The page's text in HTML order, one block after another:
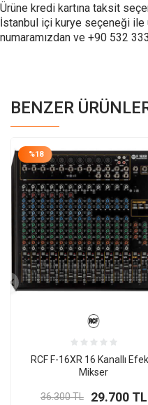
Ürüne kredi kartına taksit
İstanbul içi kurye seçeneği ile
numaramızdan ve +90 532
BENZER
%18
RCF F-16XR 16 Kanallı
Mikser
36.300TL 29.700TL